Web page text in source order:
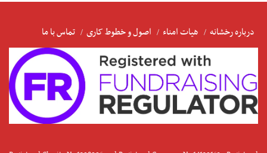
درباره رخشانه هیات امناء اصول و خطوط کاری تماس با ما